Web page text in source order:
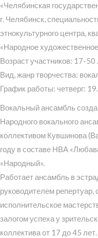
«Челябинская
г. Челябинск,
этнокультурного центра,
«Народное
Возраст участников: 17-50
Вид, жанр творчества:
График работы: четверг:
Вокальный ансамбль
Народного вокального
коллективом Кувшинова
году в составе НВА
«Народный».
Работает ансамбль в
руководителем репертуар,
исполнительское
залогом успеха у
коллектива от 17 до 45 лет.